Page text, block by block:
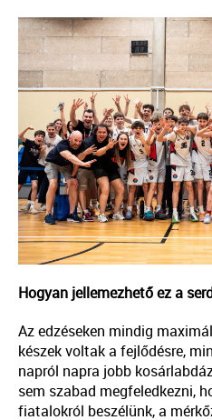
Hogyan jellemezhető ez a
Az edzéseken mindig
készek voltak a fejlődésre,
napról napra jobb
sem szabad megfeledkezni,
fiatalokról beszélünk, a